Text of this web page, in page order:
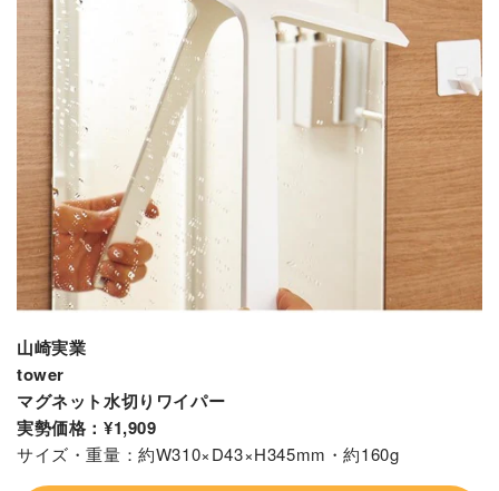
山崎実業
tower
マグネット水切りワイパー
実勢価格：¥1,909
サイズ・重量：約W310×D43×H345mm・約160g